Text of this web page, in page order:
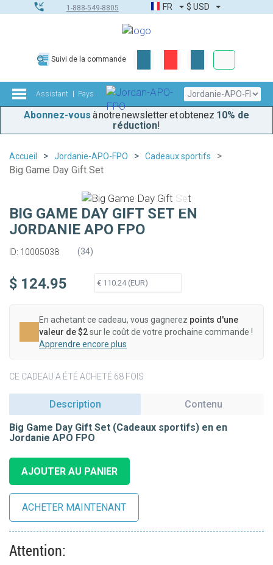
1-888-549-8805 FR $ USD
Suivi de la commande
Assistant Pays
Abonnez-vous à notre newsletter et obtenez 10% de
réduction!
Accueil Jordanie-APO-FPO Cadeaux sportifs
Big Game Day Gift Set
BIG GAME DAY GIFT SET EN
JORDANIE APO FPO
ID: 10005038 (34)
$ 124.95
En achetant ce cadeau, vous gagnerez points d'une
valeur de $2sur le coût de votre prochaine commande !
Apprendre encore plus
CE CADEAU A ÉTÉ ACHETÉ 68 FOIS
Description
Contenu
Big Game Day Gift Set (Cadeaux sportifs) en en
Jordanie APO FPO
Attention: